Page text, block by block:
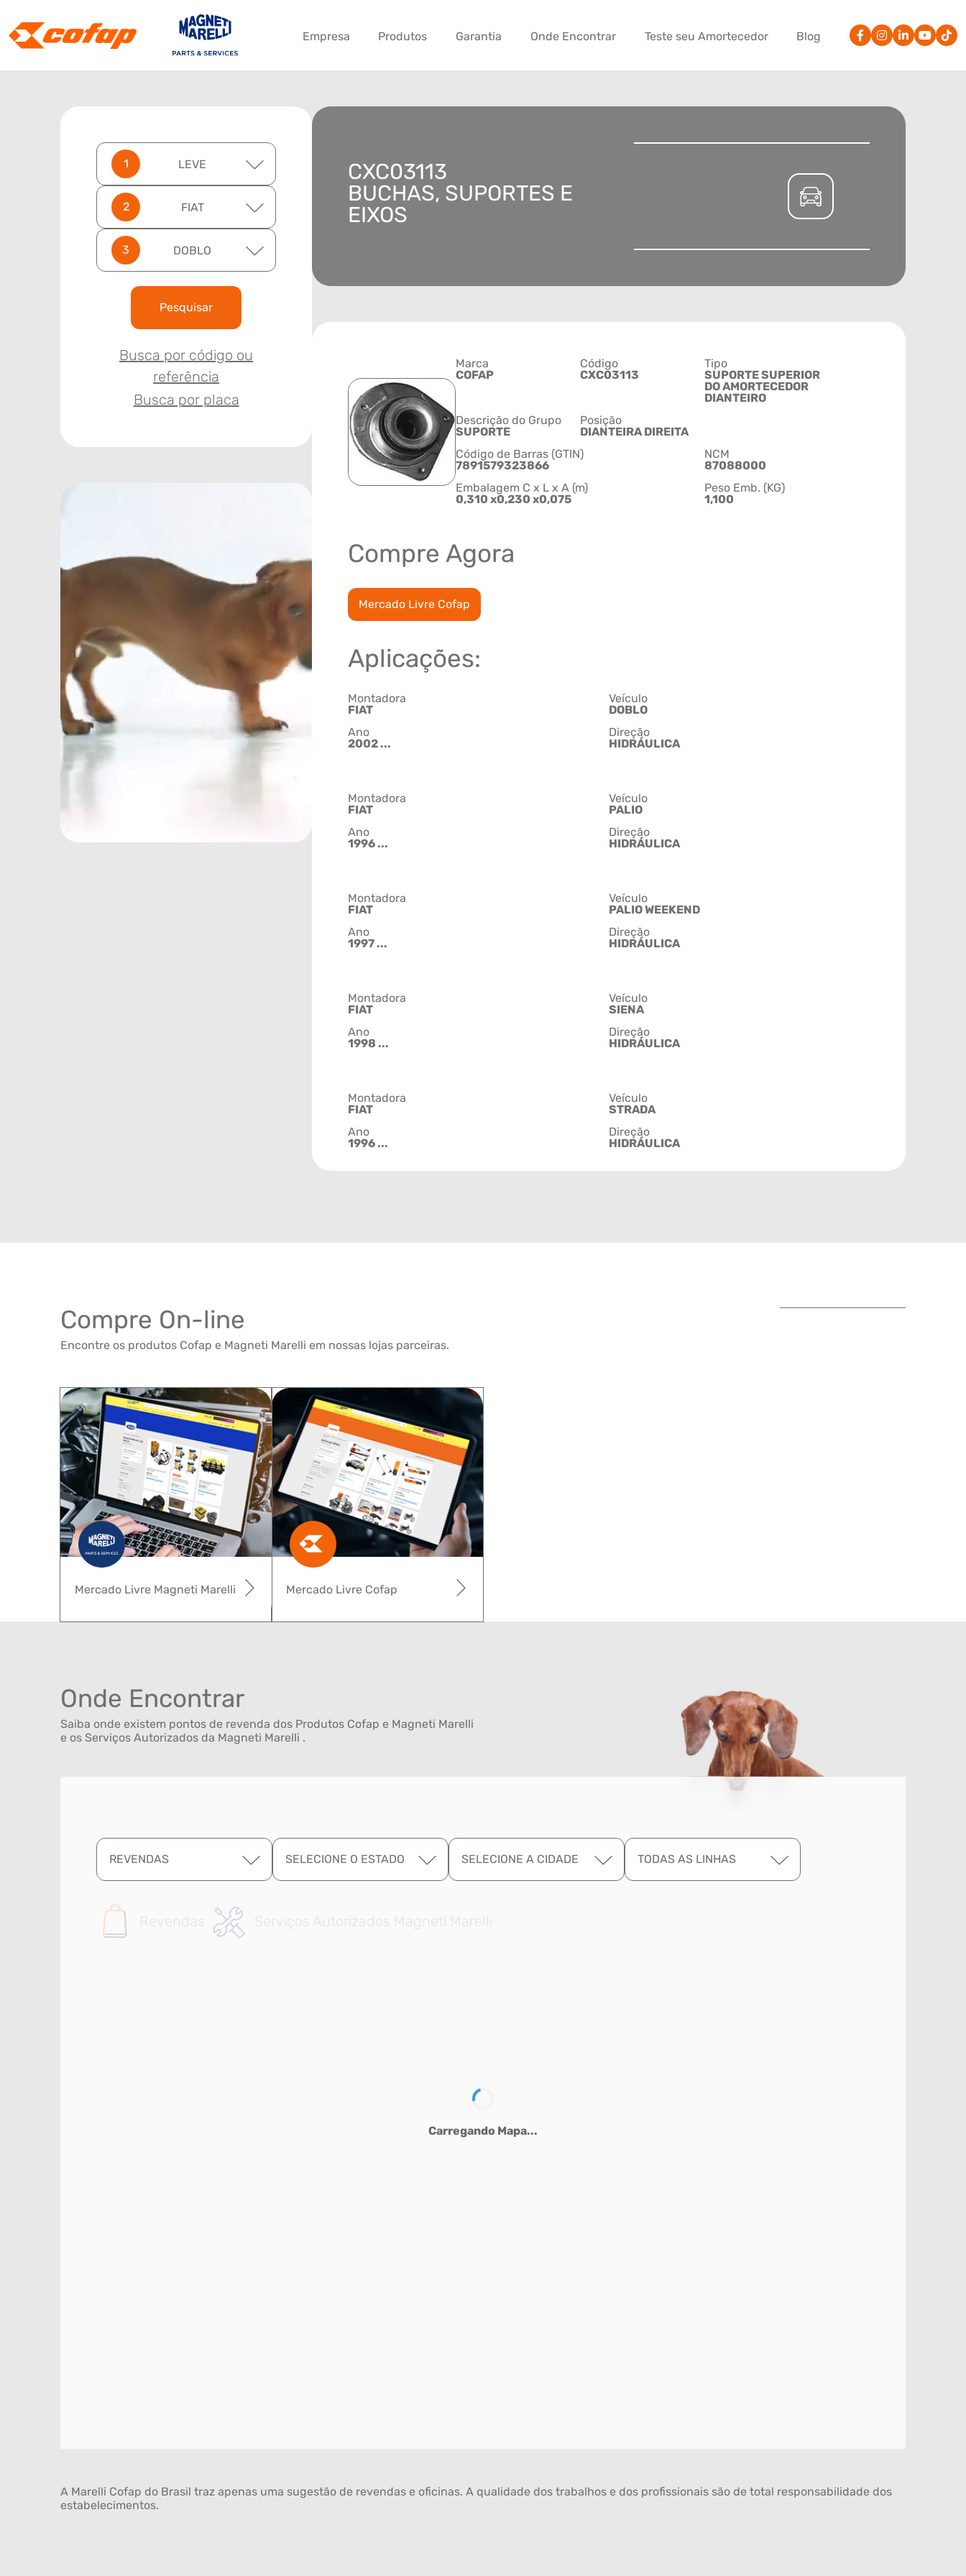
Empresa Produtos Garantia Onde Encontrar Teste seu Amortecedor Blog
LEVE
FIAT
DOBLO
Pesquisar
Busca por código ou
referência
Busca por placa
CXC03113
BUCHAS, SUPORTES E
EIXOS
Marca
COFAP
Código
CXC03113
Tipo
SUPORTE SUPERIOR
DO AMORTECEDOR
DIANTEIRO
Descrição do Grupo
SUPORTE
Posição
DIANTEIRA DIREITA
Código de Barras (GTIN)
7891579323866
NCM
87088000
Embalagem C x L x A (m)
0,310 x0,230 x0,075
Peso Emb. (KG)
1,100
Compre Agora
Mercado Livre Cofap
Aplicações:
Montadora
FIAT
Veículo
DOBLO
Ano
2002 ...
Direção
HIDRÁULICA
Montadora
FIAT
Veículo
PALIO
Ano
1996 ...
Direção
HIDRÁULICA
Montadora
FIAT
Veículo
PALIO WEEKEND
Ano
1997 ...
Direção
HIDRÁULICA
Montadora
FIAT
Veículo
SIENA
Ano
1998 ...
Direção
HIDRÁULICA
Montadora
FIAT
Veículo
STRADA
Ano
1996 ...
Direção
HIDRÁULICA
Compre On-line
Encontre os produtos Cofap e Magneti Marelli em nossas lojas parceiras.
Mercado Livre Cofap
Mercado Livre Magneti Marelli
Onde Encontrar
Saiba onde existem pontos de revenda dos Produtos Cofap e Magneti Marelli
e os Serviços Autorizados da Magneti Marelli .
REVENDAS SELECIONE O ESTADO SELECIONE A CIDADE TODAS AS LINHAS
Revendas Serviços Autorizados Magneti Marelli
A Marelli Cofap do Brasil traz apenas uma sugestão de revendas e oficinas. A qualidade dos trabalhos e dos profissionais são de total responsabilidade dos
estabelecimentos.